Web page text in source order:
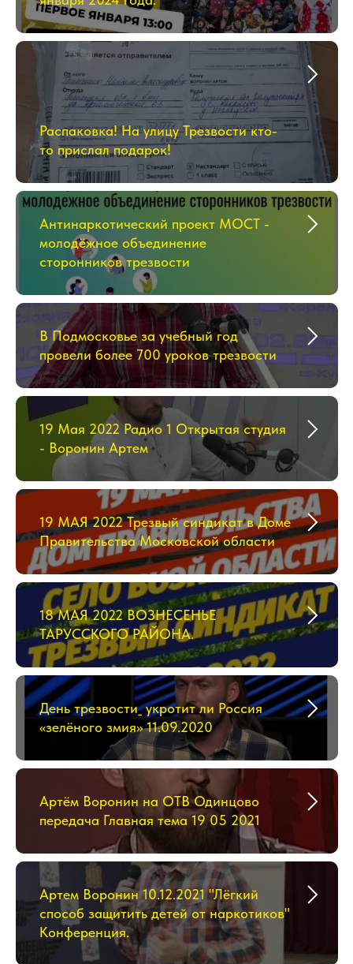
Распаковка! На улицу Трезвости кто-
то прислал подарок!
Антинаркотический проект МОСТ -
молодёжное объединение
сторонников трезвости
В Подмосковье за учебный год
провели более 700 уроков трезвости
19 Мая 2022 Радио 1 Открытая студия
- Воронин Артем
19 МАЯ 2022 Трезвый синдикат в Доме
Правительства Московской области
18 МАЯ 2022 ВОЗНЕСЕНЬЕ
ТАРУССКОГО РАЙОНА.
День трезвости_ укротит ли Россия
«зелёного змия» 11.09.2020
Артём Воронин на ОТВ Одинцово
передача Главная тема 19 05 2021
Артем Воронин 10.12.2021 "Лёгкий
способ защитить детей от наркотиков"
Конференция.